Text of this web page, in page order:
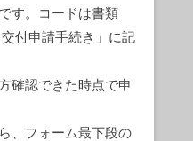
す。コードは書類
交付申請手続き」に記
確認できた時点で申
、フォーム最下段の